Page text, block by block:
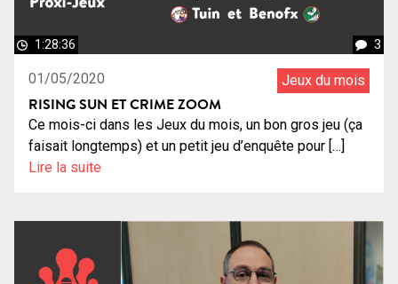
1:28:36 3
01/05/2020 Jeux du mois
RISING SUN ET CRIME ZOOM
Ce mois-ci dans les Jeux du mois, un bon gros jeu (ça
faisait longtemps) et un petit jeu d’enquête pour […]
Lire la suite